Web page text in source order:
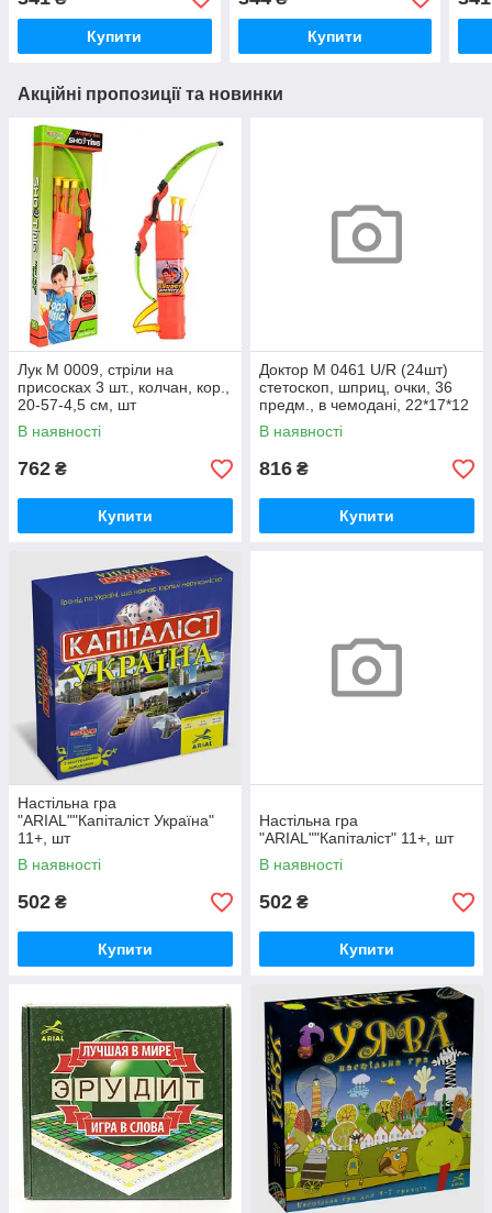
Купити Купити
Акційні пропозиції та новинки
Лук M 0009, стріли на
присосках 3 шт., колчан, кор.,
20-57-4,5 см, шт
В наявності
762 ₴
Купити
Доктор M 0461 U/R (24шт)
стетоскоп, шприц, очки, 36
предм., в чемодані, 22*17*12
см, шт
В наявності
816 ₴
Купити
Настільна гра
"ARIAL""Капіталіст Україна"
11+, шт
В наявності
502 ₴
Купити
Настільна гра
"ARIAL""Капіталіст" 11+, шт
В наявності
502 ₴
Купити